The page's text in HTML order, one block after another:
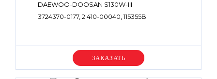
DAEWOO-DOOSAN S130W-III
3724370-0177, 2.410-00040, 115355B
Уточняйте цену